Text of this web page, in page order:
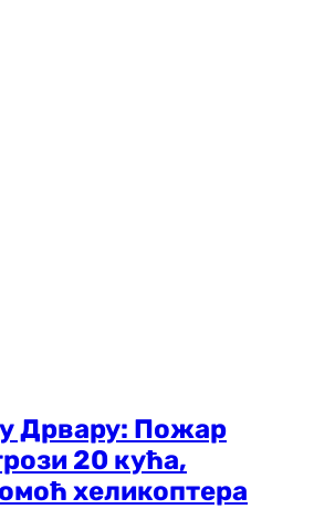
Дрвару: Пожар
20 кућа,
хеликоптера